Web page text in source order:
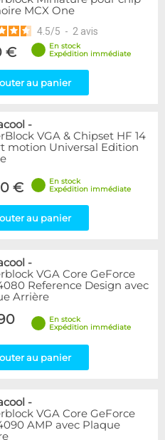
MCX One
4.5/5 - 2 avis
€
En stock
Expédition immédiate
au panier
-
VGA & Chipset HF 14
motion Universal Edition
€
En stock
Expédition immédiate
au panier
-
VGA Core GeForce
Reference Design avec
Arrière
En stock
Expédition immédiate
au panier
-
VGA Core GeForce
AMP avec Plaque